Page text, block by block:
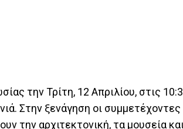
την Τρίτη, 12 Απριλίου, στις
Στην ξενάγηση οι
την αρχιτεκτονική, τα μουσεία